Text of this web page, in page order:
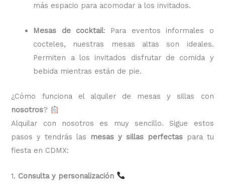
más espacio para acomodar a los invitados.
Mesas de cocktail: Para eventos informales o
cocteles, nuestras mesas altas son ideales.
Permiten a los invitados disfrutar de comida y
bebida mientras están de pie.
¿Cómo funciona el alquiler de mesas y sillas con
nosotros?
Alquilar con nosotros es muy sencillo. Sigue estos
pasos y tendrás las
mesas y sillas perfectaspara tu
fiesta en CDMX:
1. Consulta y personalización